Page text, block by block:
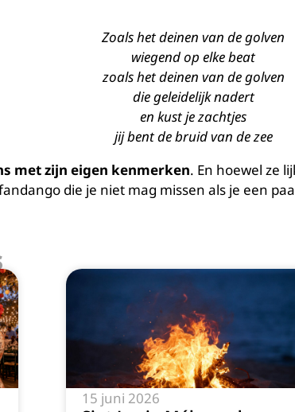
Zoals het deinen van de golven
wiegend op elke beat
zoals het deinen van de golven
die geleidelijk nadert
en kust je zachtjes
jij bent de bruid van de zee
met zijn eigen kenmerken. En hoewel ze
die je niet mag missen als je een
15 juni 2026